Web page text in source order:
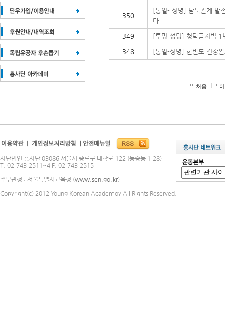
350
[통일- 성명] 남북관계 발
다.
349 [투명-성명] 청탁금지법 1
348 [통일-성명] 한반도 긴장
처음
사단법인 흥사단 03086 서울시 종로구 대학로 122 (동숭동 1-28)
T. 02-743-2511~4 F. 02-743-2515
주무관청 : 서울특별시교육청 (www.sen.go.kr)
Copyright(c) 2012 Young Korean Academoy All Rights Reserved.